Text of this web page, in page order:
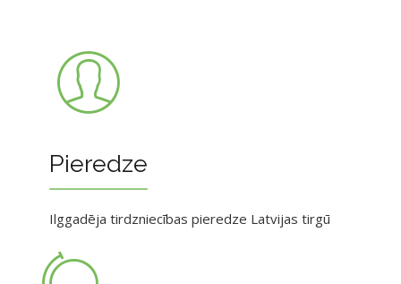
Pieredze
Ilggadēja tirdzniecības pieredze Latvijas tirgū